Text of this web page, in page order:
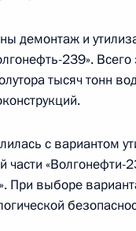
09:00
и спорт»
демонтаж и
239».
тысяч тонн
с вариантом
части
При выборе